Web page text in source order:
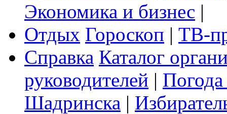
Экономика и бизнес |
Отдых Гороскоп | ТВ-
Справка Каталог
руководителей |
Шадринска |